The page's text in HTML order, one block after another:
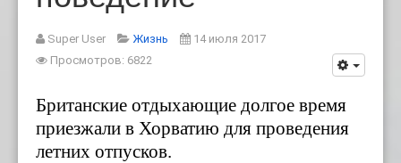
Super User Жизнь
14 июля 2017
Просмотров: 6822
Британские отдыхающие долгое время
приезжали в Хорватию для проведения
летних отпусков.